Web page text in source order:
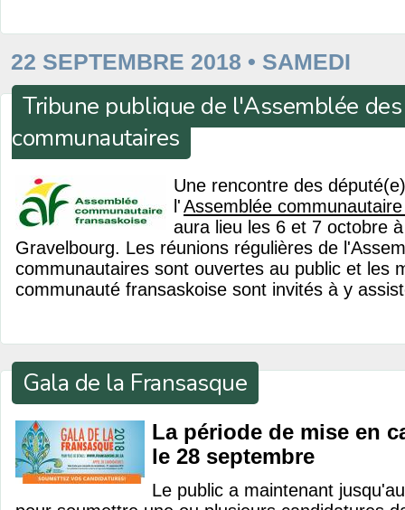
22 SEPTEMBRE 2018 • SAMEDI
Tribune publique de l'Assemblée
communautaires
Une rencontre des
l'Assemblée
aura lieu les 6 et 7 octobre
Gravelbourg. Les réunions régulières de
communautaires sont ouvertes au public et les
communauté fransaskoise sont invités à y
Gala de la Fransasque
La période de mise en
le 28 septembre
Le public a maintenant